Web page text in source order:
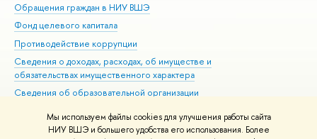
Мы используем файлы cookies для улучшения работы сайта
НИУ ВШЭ и большего удобства его использования. Более
Обращения граждан в НИУ ВШЭ
Фонд целевого капитала
Противодействие коррупции
Сведения о доходах, расходах, об имуществе и
обязательствах имущественного характера
Сведения об образовательной организации
Людям с ограниченными возможностями здоровья
Единая платежная страница